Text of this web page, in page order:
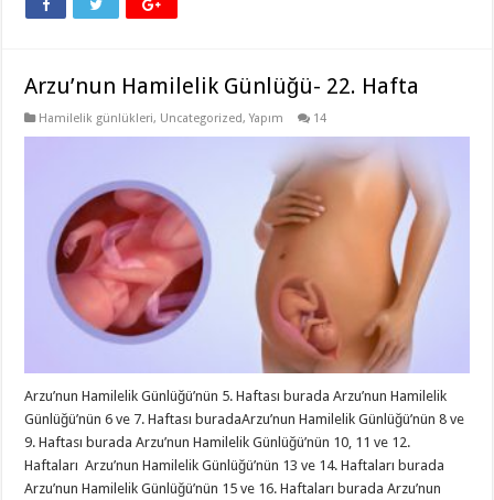
Arzu’nun Hamilelik Günlüğü- 22. Hafta
Hamilelik günlükleri, Uncategorized,Yapım 14
Arzu’nun Hamilelik Günlüğü’nün 5. Haftası burada Arzu’nun Hamilelik
Günlüğü’nün 6 ve 7. Haftası buradaArzu’nun Hamilelik Günlüğü’nün 8 ve
9. Haftası burada Arzu’nun Hamilelik Günlüğü’nün 10, 11 ve 12.
Haftaları Arzu’nun Hamilelik Günlüğü’nün 13 ve 14. Haftaları burada
Arzu’nun Hamilelik Günlüğü’nün 15 ve 16. Haftaları burada Arzu’nun